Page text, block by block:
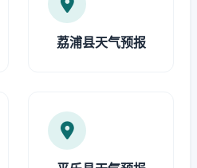
荔浦县天气预报